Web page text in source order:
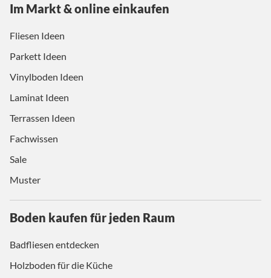
Im Markt & online einkaufen
Fliesen Ideen
Parkett Ideen
Vinylboden Ideen
Laminat Ideen
Terrassen Ideen
Fachwissen
Sale
Muster
Boden kaufen für jeden Raum
Badfliesen entdecken
Holzboden für die Küche